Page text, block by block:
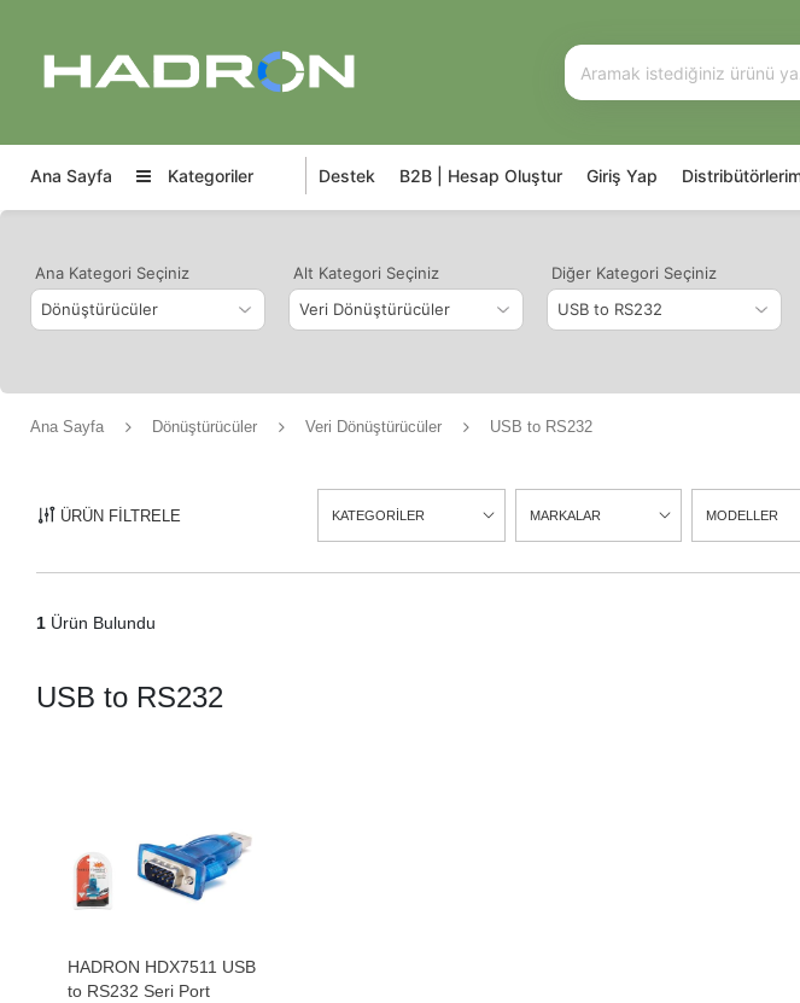
Ana Sayfa Kategoriler Destek B2B | Hesap Oluştur Giriş Yap
Ana Kategori Seçiniz Alt Kategori Seçiniz Diğer Kategori Seçiniz
Ana Sayfa Dönüştürücüler Veri Dönüştürücüler USB to RS232
ÜRÜN FİLTRELE KATEGORİLER MARKALAR MODELLER
1 Ürün Bulundu
USB to RS232
HADRON HDX7511 USB
to RS232 Seri Port